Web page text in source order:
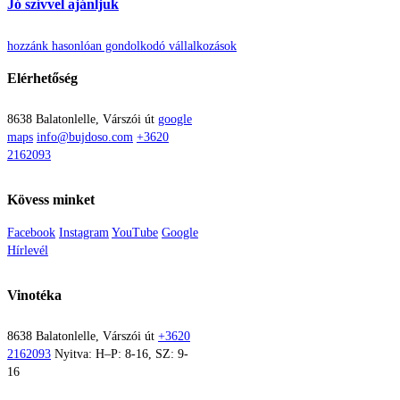
Jó szívvel ajánljuk
hozzánk hasonlóan gondolkodó vállalkozások
Elérhetőség
8638 Balatonlelle, Várszói út google
maps info@bujdoso.com +3620
2162093
Kövess minket
Facebook Instagram YouTube Google
Hírlevél
Vinotéka
8638 Balatonlelle, Várszói út +3620
2162093 Nyitva: H–P: 8-16, SZ: 9-
16